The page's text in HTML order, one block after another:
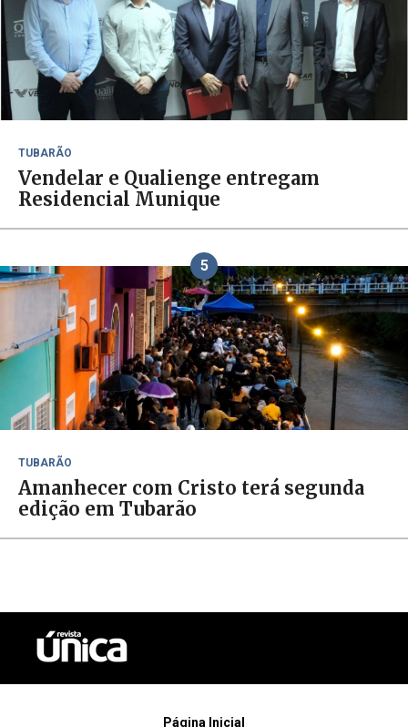
TUBARÃO
Vendelar e Qualienge entregam
Residencial Munique
5
TUBARÃO
Amanhecer com Cristo terá segunda
edição em Tubarão
Página Inicial